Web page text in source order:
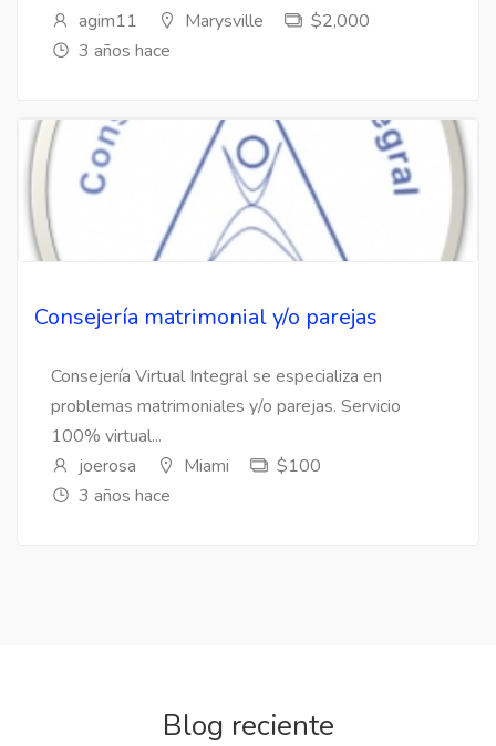
agim11
Marysville
$2,000
3 años hace
Consejería matrimonial y/o parejas
Consejería Virtual Integral se especializa en
problemas matrimoniales y/o parejas. Servicio
100% virtual...
joerosa
Miami
$100
3 años hace
Blog reciente